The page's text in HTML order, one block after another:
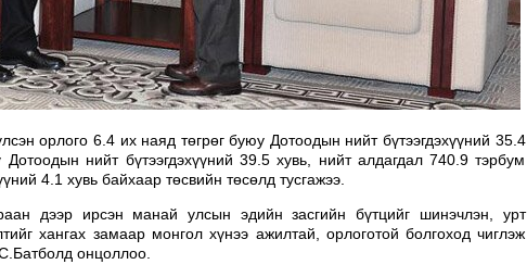
орлого 6.4 их наяд төгрөг буюу Дотоодын нийт бүтээгдэхүүний 35.4
нийт бүтээгдэхүүний 39.5 хувь, нийт алдагдал 740.9 тэрбум
4.1 хувь байхаар төсвийн төсөлд тусгажээ.
дээр ирсэн манай улсын эдийн засгийн бүтцийг шинэчлэн, урт
хангах замаар монгол хүнээ ажилтай, орлоготой болгоход чиглэж
онцоллоо.